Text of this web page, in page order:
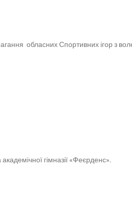
обласних Спортивних ігор з
гімназії «Феєрденс».